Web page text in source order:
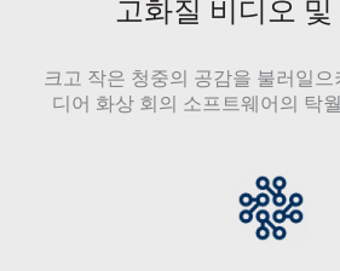
고화질 비디오
크고 작은 청중의 공감을 불러일
디어 화상 회의 소프트웨어의 탁